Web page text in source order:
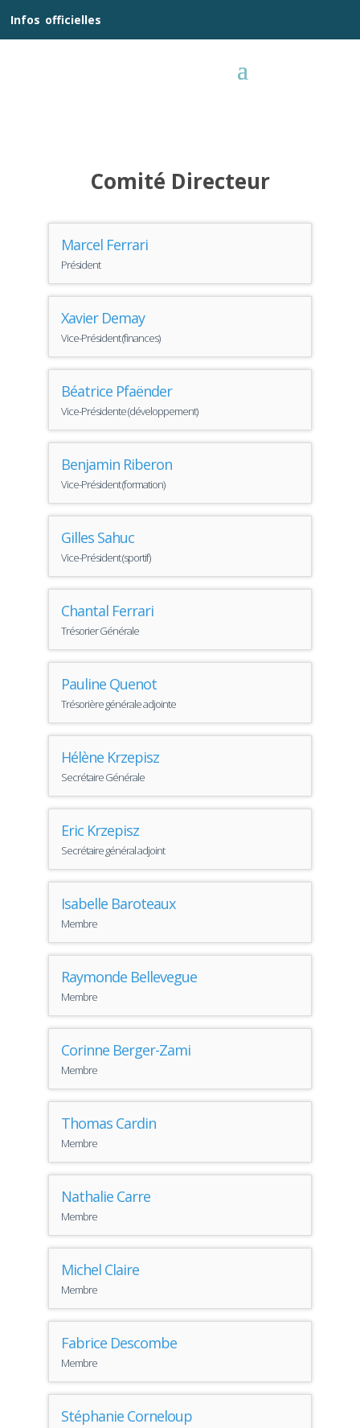
Infos officielles
Comité Directeur
Marcel Ferrari
Président
Xavier Demay
Vice-Président (finances)
Béatrice Pfaënder
Vice-Présidente (développement)
Benjamin Riberon
Vice-Président (formation)
Gilles Sahuc
Vice-Président (sportif)
Chantal Ferrari
Trésorier Générale
Pauline Quenot
Trésorière générale adjointe
Hélène Krzepisz
Secrétaire Générale
Eric Krzepisz
Secrétaire général adjoint
Isabelle Baroteaux
Membre
Raymonde Bellevegue
Membre
Corinne Berger-Zami
Membre
Thomas Cardin
Membre
Nathalie Carre
Membre
Michel Claire
Membre
Fabrice Descombe
Membre
Stéphanie Corneloup